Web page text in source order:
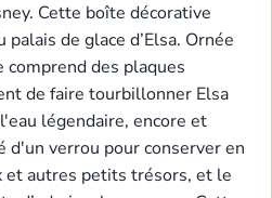
Cette boîte décorative
de glace d’Elsa. Ornée
des plaques
de faire tourbillonner Elsa
légendaire, encore et
d'un verrou pour conserver en
autres petits trésors, et le